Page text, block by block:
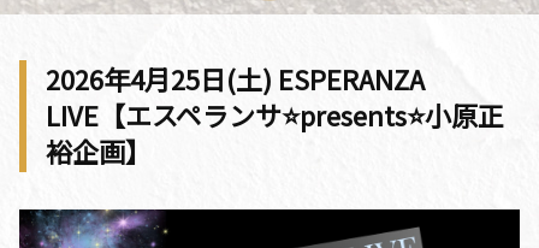
2026年4月25日(土) ESPERANZA
LIVE【エスペランサ⭐️presents⭐️小原正
裕企画】